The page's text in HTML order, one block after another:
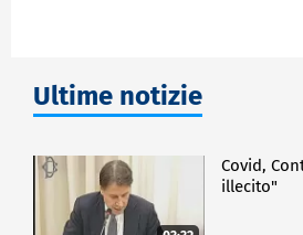
Ultime notizie
Covid,
illecito"